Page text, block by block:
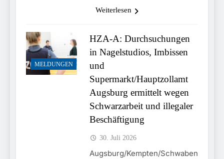
Weiterlesen
MELDUNGEN
HZA-A: Durchsuchungen
in Nagelstudios, Imbissen
und
Supermarkt/Hauptzollamt
Augsburg ermittelt wegen
Schwarzarbeit und illegaler
Beschäftigung
30. Juli 2026
Augsburg/Kempten/Schwaben